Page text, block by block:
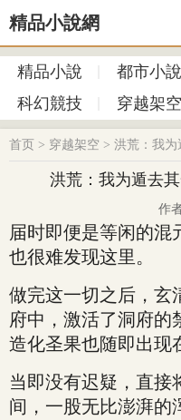
精品小說網
精品小說 都市小說
科幻競技
穿越架空
首页 > 穿越架空 > 洪荒：我为
洪荒：我为遁去
作
届时即便是等闲的混
也很难发现这里。
做完这一切之后，玄
府中，激活了洞府的
造化圣果也随即出现
当即没有迟疑，直接
间，一股无比澎湃的